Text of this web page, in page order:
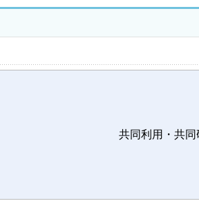
共同利用・共